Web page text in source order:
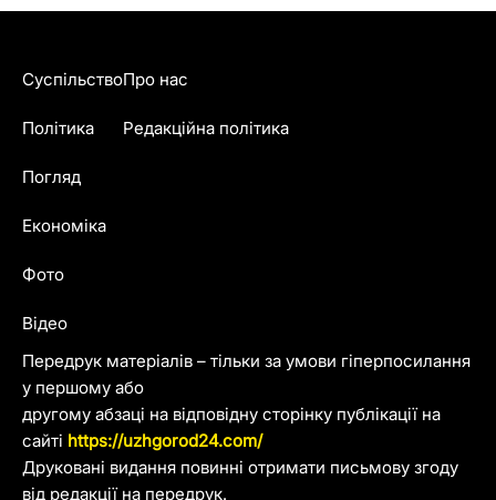
Передрук матеріалів – тільки за умови гіперпосилання
у першому або
другому абзаці на відповідну сторінку публікації на
сайті https://uzhgorod24.com/
Друковані видання повинні отримати письмову згоду
від редакції на передрук.
Суспільство
Політика
Погляд
Економіка
Фото
Відео
Про нас
Редакційна політика